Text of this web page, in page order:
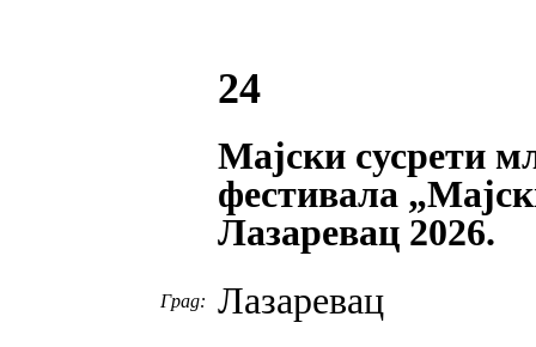
24
Мајски сусрети
фестивала
Лазаревац 2026.
Град: Лазаревац